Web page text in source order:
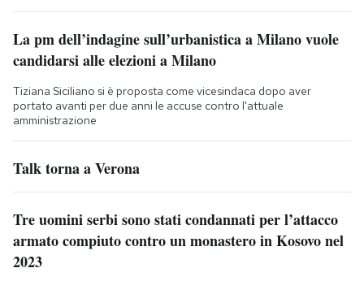
La pm dell’indagine sull’urbanistica a Milano vuole
candidarsi alle elezioni a Milano
Tiziana Siciliano si è proposta come vicesindaca dopo aver
portato avanti per due anni le accuse contro l'attuale
amministrazione
Talk torna a Verona
Tre uomini serbi sono stati condannati per l’attacco
armato compiuto contro un monastero in Kosovo nel
2023